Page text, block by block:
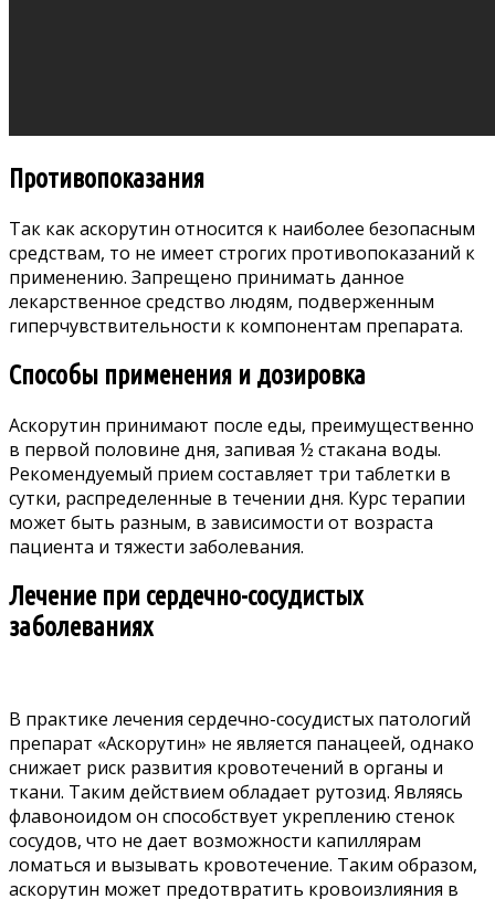
Противопоказания
Так как аскорутин относится к наиболее безопасным
средствам, то не имеет строгих противопоказаний к
применению. Запрещено принимать данное
лекарственное средство людям, подверженным
гиперчувствительности к компонентам препарата.
Способы применения и дозировка
Аскорутин принимают после еды, преимущественно
в первой половине дня, запивая ½ стакана воды.
Рекомендуемый прием составляет три таблетки в
сутки, распределенные в течении дня. Курс терапии
может быть разным, в зависимости от возраста
пациента и тяжести заболевания.
Лечение при сердечно-сосудистых
заболеваниях
В практике лечения сердечно-сосудистых патологий
препарат «Аскорутин» не является панацеей, однако
снижает риск развития кровотечений в органы и
ткани. Таким действием обладает рутозид. Являясь
флавоноидом он способствует укреплению стенок
сосудов, что не дает возможности капиллярам
ломаться и вызывать кровотечение. Таким образом,
аскорутин может предотвратить кровоизлияния в